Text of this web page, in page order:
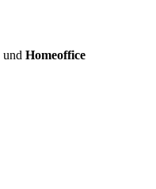
und Homeoffice